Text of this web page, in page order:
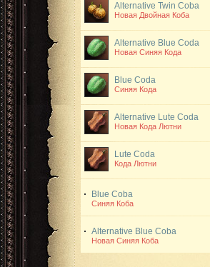
Alternative Twin Coba
Новая Двойная Коба
Alternative Blue Coda
Новая Синяя Кода
Blue Coda
Синяя Кода
Alternative Lute Coda
Новая Кода Лютни
Lute Coda
Кода Лютни
Blue Coba
Синяя Коба
Alternative Blue Coba
Новая Синяя Коба